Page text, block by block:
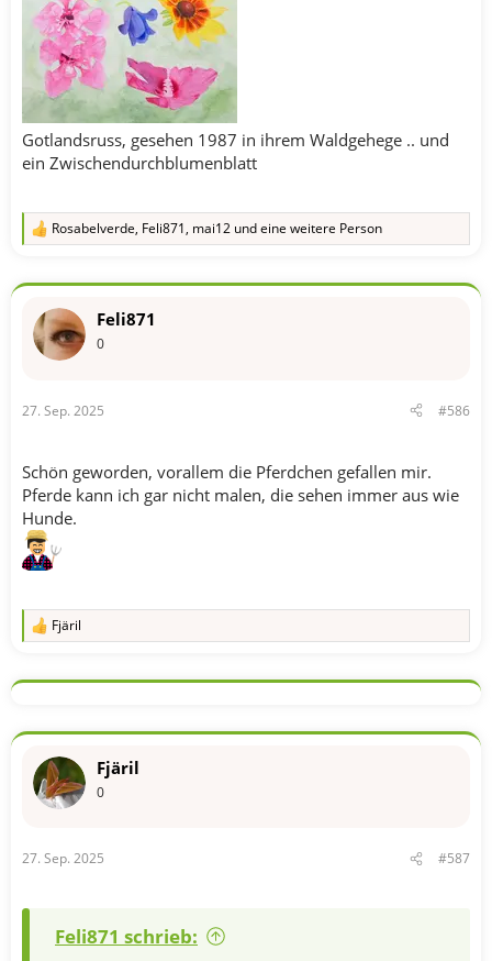
Gotlandsruss, gesehen 1987 in ihrem Waldgehege .. und
ein Zwischendurchblumenblatt
R
k
o
:
Rosabelverde, Feli871, mai12 und eine weitere Person
Feli871
0
27. Sep. 2025 #586
Schön geworden, vorallem die Pferdchen gefallen mir.
Pferde kann ich gar nicht malen, die sehen immer aus wie
Hunde.
R
k
o
e
n
Fjäril
Fjäril
0
27. Sep. 2025 #587
Feli871 schrieb: